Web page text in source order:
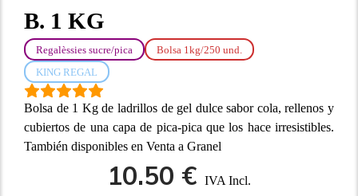
B. 1 KG
Regalèssies sucre/pica
Bolsa 1kg/250 und.
KING REGAL
Bolsa de 1 Kg de ladrillos de gel dulce sabor cola, rellenos y
cubiertos de una capa de pica-pica que los hace irresistibles.
También disponibles en Venta a Granel
10.50 € IVA Incl.